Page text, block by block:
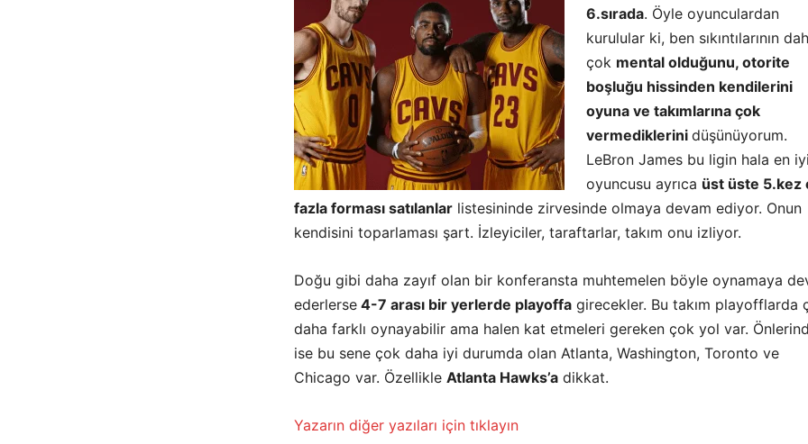
6.sırada. Öyle oyunculardan
kurulular ki, ben sıkıntılarının
çok mental olduğunu, otorite
boşluğu hissinden kendilerini
oyuna ve takımlarına çok
vermediklerini düşünüyorum.
LeBron James bu ligin hala en iyi
oyuncusu ayrıca üst üste 5.kez
fazla forması satılanlar listesininde zirvesinde olmaya devam ediyor. Onun
kendisini toparlaması şart. İzleyiciler, taraftarlar, takım onu izliyor.
Doğu gibi daha zayıf olan bir konferansta muhtemelen böyle oynamaya
ederlerse 4-7 arası bir yerlerde playoffa girecekler. Bu takım playofflarda
daha farklı oynayabilir ama halen kat etmeleri gereken çok yol var.
ise bu sene çok daha iyi durumda olan Atlanta, Washington, Toronto ve
Chicago var. Özellikle Atlanta Hawks’a dikkat.
Yazarın diğer yazıları için tıklayın